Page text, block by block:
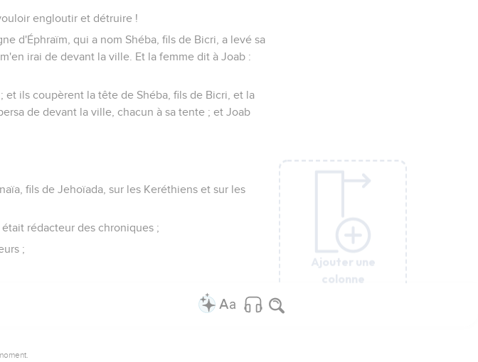
Ajouter une
colonne
engloutir et détruire !
d'Éphraïm, qui a nom Shéba, fils de Bicri, a levé sa
irai de devant la ville. Et la femme dit à Joab :
et ils coupèrent la tête de Shéba, fils de Bicri, et la
de devant la ville, chacun à sa tente ; et Joab
fils de Jehoïada, sur les Keréthiens et sur les
rédacteur des chroniques ;
;
Ajouter une
colonne
Ajouter une
colonne
Ajouter une
colonne
Ajouter une
colonne
Ajouter une
colonne